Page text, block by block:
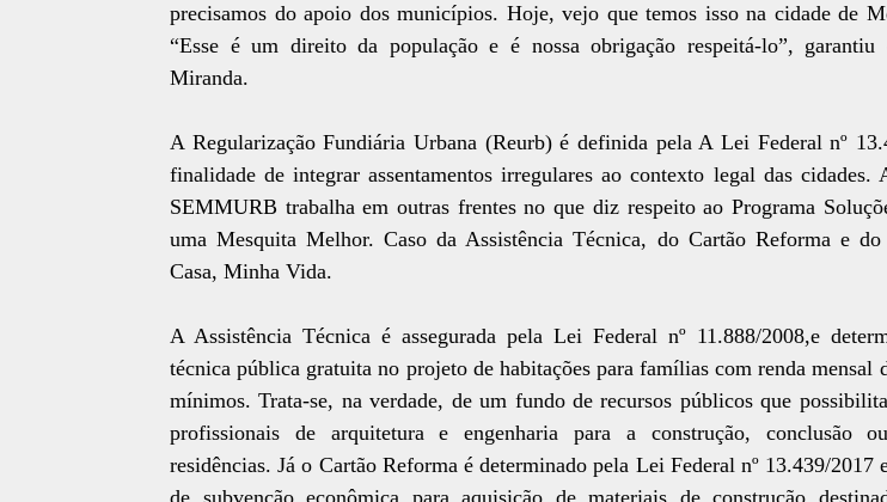
precisamos do apoio dos municípios. Hoje, vejo que temos isso na cidade de
“Esse é um direito da população e é nossa obrigação respeitá-lo”,
Miranda.
A Regularização Fundiária Urbana (Reurb) é definida pela A Lei Federal nº
finalidade de integrar assentamentos irregulares ao contexto legal das cidades.
SEMMURB trabalha em outras frentes no que diz respeito ao Programa
uma Mesquita Melhor. Caso da Assistência Técnica, do Cartão Reforma e
Casa, Minha Vida.
A Assistência Técnica é assegurada pela Lei Federal nº 11.888/2008,e
técnica pública gratuita no projeto de habitações para famílias com renda mensal
mínimos. Trata-se, na verdade, de um fundo de recursos públicos que
profissionais de arquitetura e engenharia para a construção, conclusão
residências. Já o Cartão Reforma é determinado pela Lei Federal nº 13.439/2017